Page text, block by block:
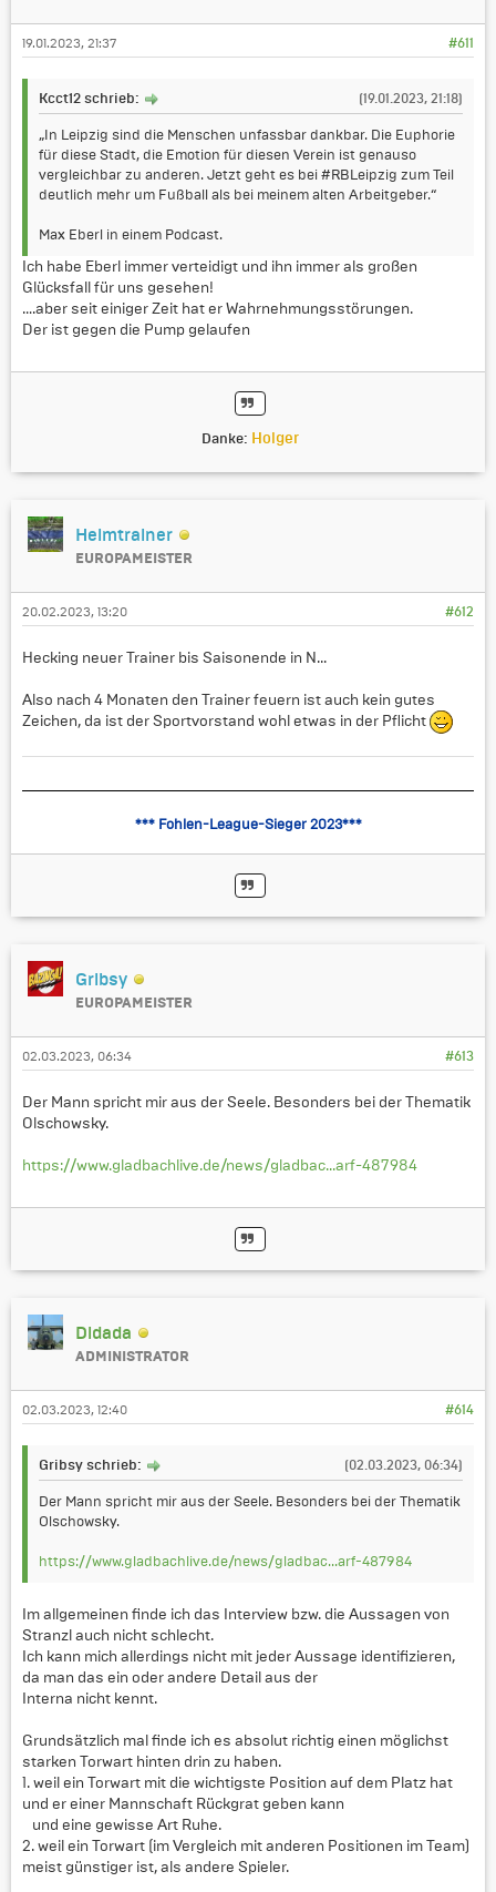
#611
19.01.2023, 21:37
(19.01.2023, 21:18)
Kcct12 schrieb:
„In Leipzig sind die Menschen unfassbar dankbar. Die Euphorie
für diese Stadt, die Emotion für diesen Verein ist genauso
vergleichbar zu anderen. Jetzt geht es bei #RBLeipzig zum Teil
deutlich mehr um Fußball als bei meinem alten Arbeitgeber.“
Max Eberl in einem Podcast.
Ich habe Eberl immer verteidigt und ihn immer als großen
Glücksfall für uns gesehen!
….aber seit einiger Zeit hat er Wahrnehmungsstörungen.
Der ist gegen die Pump gelaufen
Danke: Holger
Heimtrainer
EUROPAMEISTER
#612
20.02.2023, 13:20
Hecking neuer Trainer bis Saisonende in N...
Also nach 4 Monaten den Trainer feuern ist auch kein gutes
Zeichen, da ist der Sportvorstand wohl etwas in der Pflicht
*** Fohlen-League-Sieger 2023***
Gribsy
EUROPAMEISTER
#613
02.03.2023, 06:34
Der Mann spricht mir aus der Seele. Besonders bei der Thematik
Olschowsky.
https://www.gladbachlive.de/news/gladbac...arf-487984
Didada
ADMINISTRATOR
#614
02.03.2023, 12:40
(02.03.2023, 06:34)
Gribsy schrieb:
Der Mann spricht mir aus der Seele. Besonders bei der Thematik
Olschowsky.
https://www.gladbachlive.de/news/gladbac...arf-487984
Im allgemeinen finde ich das Interview bzw. die Aussagen von
Stranzl auch nicht schlecht.
Ich kann mich allerdings nicht mit jeder Aussage identifizieren,
da man das ein oder andere Detail aus der
Interna nicht kennt.
Grundsätzlich mal finde ich es absolut richtig einen möglichst
starken Torwart hinten drin zu haben.
1. weil ein Torwart mit die wichtigste Position auf dem Platz hat
und er einer Mannschaft Rückgrat geben kann
und eine gewisse Art Ruhe.
2. weil ein Torwart (im Vergleich mit anderen Positionen im Team)
meist günstiger ist, als andere Spieler.